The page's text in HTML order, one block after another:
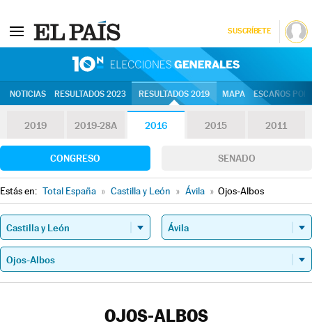
SUSCRÍBETE
NOTICIAS RESULTADOS 2023 RESULTADOS 2019 MAPA ESCAÑOS
2019 2019-28A 2016 2015 2011
CONGRESO SENADO
Estás en: Total España » Castilla y León » Ávila » Ojos-Albos
OJOS-ALBOS